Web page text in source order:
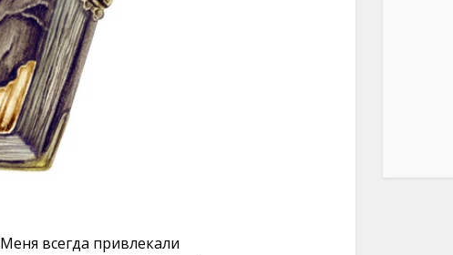
Меня всегда привлекали